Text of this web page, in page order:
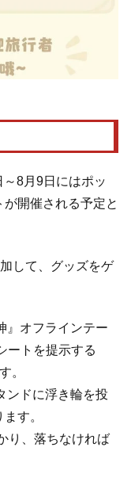
8月9日にはポッ
開催される予定と
して、グッズをゲ
』オフラインテー
ートを提示する
。
ンドに浮き輪を投
す。
り、落ちなければ